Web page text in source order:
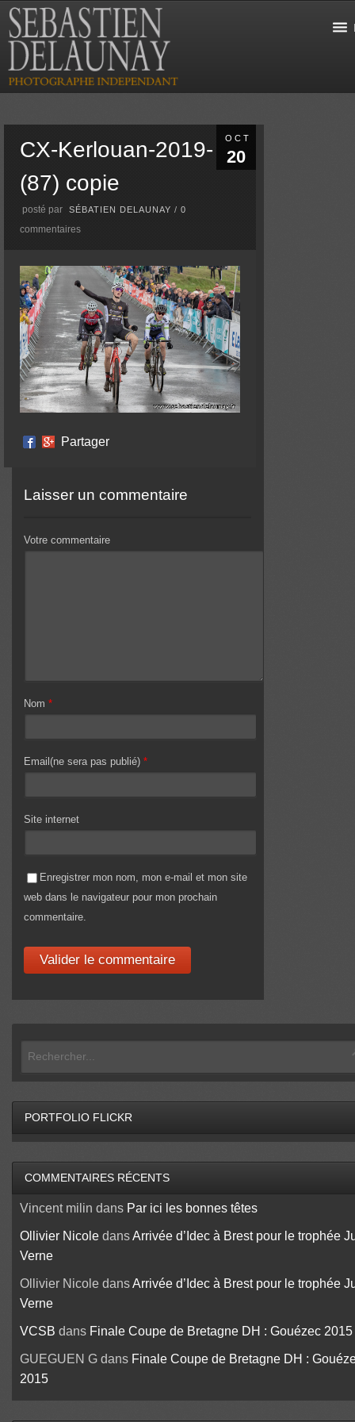
OCT
20
CX-Kerlouan-2019-
(87) copie
posté par SÉBATIEN DELAUNAY /0
commentaires
Partager
Laisser un commentaire
Votre commentaire
Nom *
Email(ne sera pas publié) *
Site internet
Enregistrer mon nom, mon e-mail et mon site
web dans le navigateur pour mon prochain
commentaire.
PORTFOLIO FLICKR
COMMENTAIRES RÉCENTS
Vincent milin dans Par ici les bonnes têtes
Ollivier NicoledansArrivée d’Idec à Brest pour le trophée
Verne
Ollivier NicoledansArrivée d’Idec à Brest pour le trophée
Verne
VCSB dans Finale Coupe de Bretagne DH : Gouézec 2015
GUEGUEN Gdans Finale Coupe de Bretagne DH :
2015